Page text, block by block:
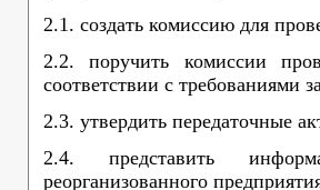
2.1. создать комиссию для
2.2. поручить комиссии
соответствии с требованиями
2.3. утвердить передаточные
2.4. представить
реорганизованного